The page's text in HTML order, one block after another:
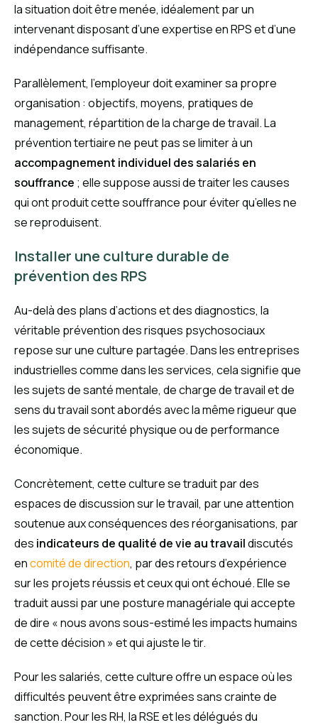
la situation doit être menée, idéalement par un
intervenant disposant d’une expertise en RPS et d’une
indépendance suffisante.
Parallèlement, l’employeur doit examiner sa propre
organisation : objectifs, moyens, pratiques de
management, répartition de la charge de travail. La
prévention tertiaire ne peut pas se limiter à un
accompagnement individuel des salariés en
souffrance ; elle suppose aussi de traiter les causes
qui ont produit cette souffrance pour éviter qu’elles ne
se reproduisent.
Installer une culture durable de
prévention des RPS
Au-delà des plans d’actions et des diagnostics, la
véritable prévention des risques psychosociaux
repose sur une culture partagée. Dans les entreprises
industrielles comme dans les services, cela signifie que
les sujets de santé mentale, de charge de travail et de
sens du travail sont abordés avec la même rigueur que
les sujets de sécurité physique ou de performance
économique.
Concrètement, cette culture se traduit par des
espaces de discussion sur le travail, par une attention
soutenue aux conséquences des réorganisations, par
des indicateurs de qualité de vie au travaildiscutés
encomité de direction, par des retours d’expérience
sur les projets réussis et ceux qui ont échoué. Elle se
traduit aussi par une posture managériale qui accepte
de dire « nous avons sous-estimé les impacts humains
de cette décision » et qui ajuste le tir.
Pour les salariés, cette culture offre un espace où les
difficultés peuvent être exprimées sans crainte de
sanction. Pour les RH, la RSE et les délégués du